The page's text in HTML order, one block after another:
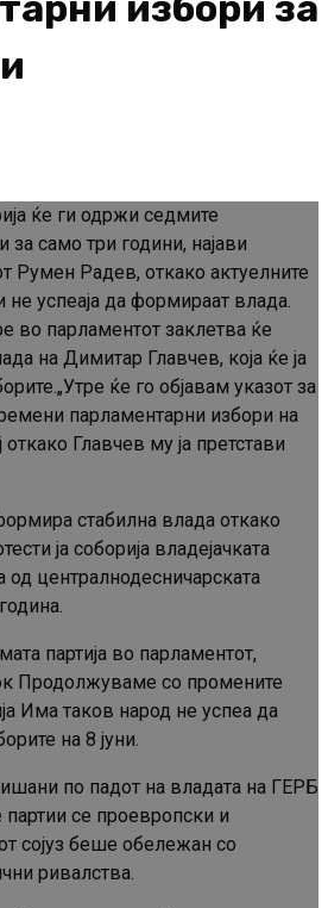
ќе ги одржи седмите
за само три години, најави
Румен Радев, откако актуелните
не успеаја да формираат влада.
во парламентот заклетва ќе
на Димитар Главчев, која ќе ја
ќе го објавам указот за
парламентарни избори на
Главчев му ја претстави
стабилна влада откако
ја соборија владејачката
од централнодесничарската
партија во парламентот,
Продолжуваме со промените
Има таков народ не успеа да
на 8 јуни.
по падот на владата на ГЕРБ
се проевропски и
сојуз беше обележан со
ривалства.